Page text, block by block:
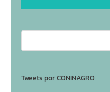
Tweets por CONINAGRO